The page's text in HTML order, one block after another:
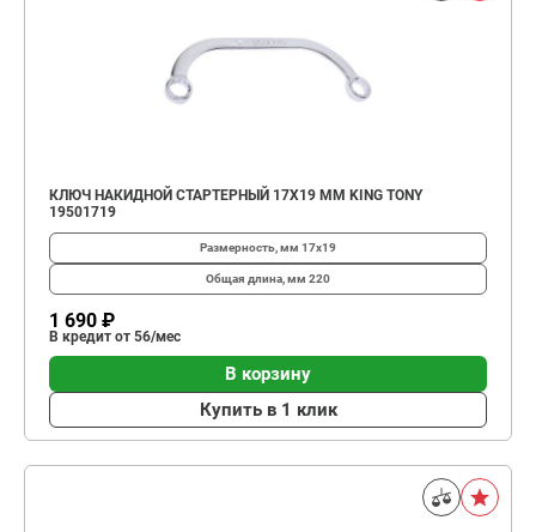
КЛЮЧ НАКИДНОЙ СТАРТЕРНЫЙ 17Х19 ММ KING TONY
19501719
Размерность, мм 17х19
Общая длина, мм 220
1 690 ₽
В кредит от 56/мес
В корзину
Купить в 1 клик